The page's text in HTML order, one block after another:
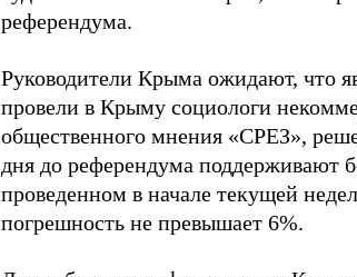
референдума.
Руководители Крыма ожидают, что
провели в Крыму социологи
общественного мнения «СРЕЗ»,
дня до референдума поддерживают
проведенном в начале текущей
погрешность не превышает 6%.